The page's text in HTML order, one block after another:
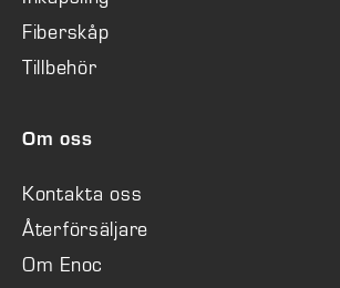
Fiberskåp
Tillbehör
Om oss
Kontakta oss
Återförsäljare
Om Enoc